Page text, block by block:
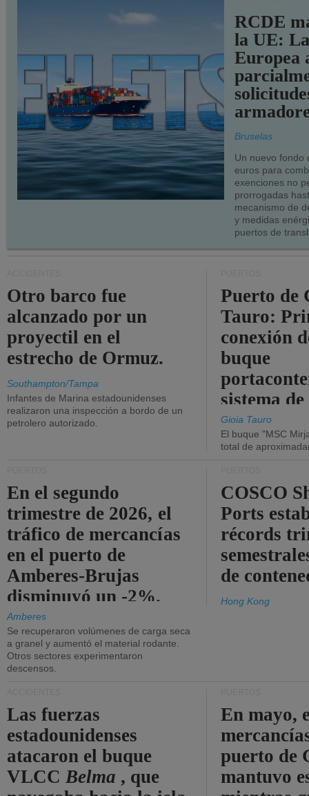
RCDE
la UE:
Europea
Bruselas
Un nuevo fondo
euros para
exenciones no
prorrogadas
mecanismo de
y medidas
puertos de
Otro barco fue
alcanzado por un
proyectil en el
estrecho de Ormuz.
Southampton/Tampa
Infantes de Marina estadounidenses
realizaron una inspección a bordo de un
petrolero autorizado.
Puerto de
Tauro:
conexión
buque
sistema
la red
Gioia Tauro
El buque "MSC
total de
En el segundo
trimestre de 2026, el
tráfico de mercancías
en el puerto de
Amberes-Brujas
disminuyó un -2%.
Amberes
Se recuperaron volúmenes de carga seca
a granel y aumentó el material rodante.
Otros sectores experimentaron
descensos.
COSCO
Ports
récords
de
Hong Kong
Las fuerzas
estadounidenses
atacaron el buque
VLCCBelma , que
En mayo,
puerto de
mantuvo